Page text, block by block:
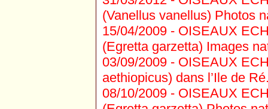
(Vanellus vanellus) Photos
15/04/2009 - OISEAUX
(Egretta garzetta) Images
03/09/2009 - OISEAUX
aethiopicus) dans l’Ile de
08/10/2009 - OISEAUX